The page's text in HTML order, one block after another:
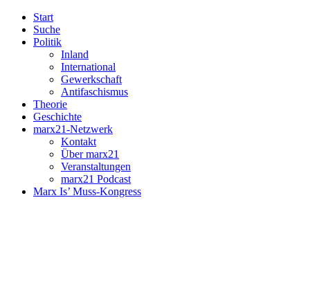
Start
Suche
Politik
Inland
International
Gewerkschaft
Antifaschismus
Theorie
Geschichte
marx21-Netzwerk
Kontakt
Über marx21
Veranstaltungen
marx21 Podcast
Marx Is’ Muss-Kongress